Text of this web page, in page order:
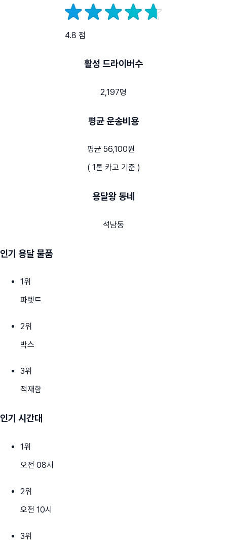
4.8 점
활성 드라이버수
2,197명
평균 운송비용
평균 56,100원
( 1톤 카고 기준 )
용달왕 동네
석남동
인기 용달 물품
1위
파렛트
2위
박스
3위
적재함
인기 시간대
1위
오전 08시
2위
오전 10시
3위